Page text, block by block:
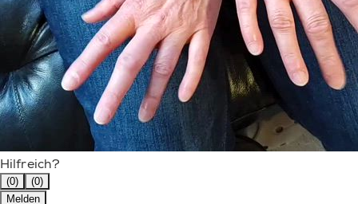
Hilfreich?
(0)
(0)
Melden